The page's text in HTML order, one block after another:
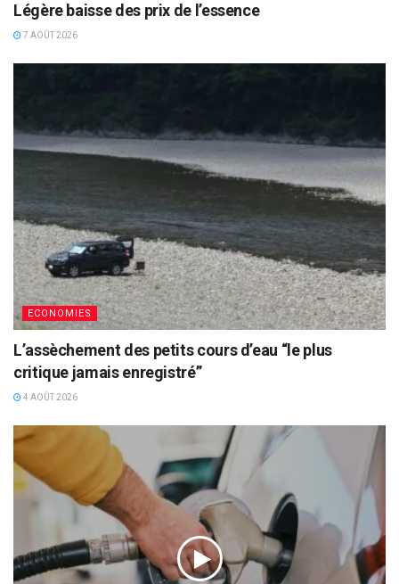
Légère baisse des prix de l’essence
7 AOÛT 2026
ECONOMIES
L’assèchement des petits cours d’eau “le plus
critique jamais enregistré”
4 AOÛT 2026